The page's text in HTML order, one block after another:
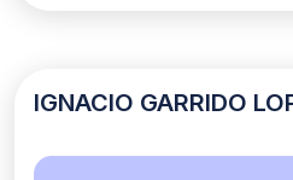
IGNACIO GARRIDO